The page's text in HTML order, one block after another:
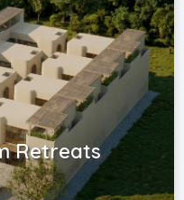
Retreats